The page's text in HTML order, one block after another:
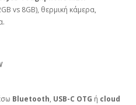
vs 8GB), θερμική κάμερα,
Bluetooth, USB-C OTG ή cloud